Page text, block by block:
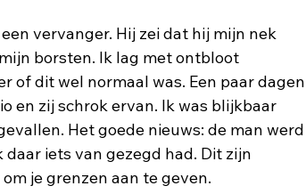
vervanger. Hij zei dat hij mijn nek
borsten. Ik lag met ontbloot
of dit wel normaal was. Een paar dagen
en zij schrok ervan. Ik was blijkbaar
Het goede nieuws: de man werd
iets van gezegd had. Dit zijn
je grenzen aan te geven.